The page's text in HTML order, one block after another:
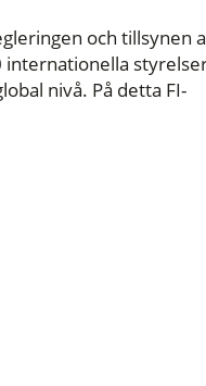
och tillsynen
internationella
nivå. På detta FI-